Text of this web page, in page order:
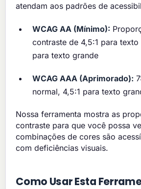
atendam aos padrões de
WCAG AA (Mínimo):
contraste de 4,5:1 para texto
para texto grande
WCAG AAA (Aprimorado):
normal, 4,5:1 para texto
Nossa ferramenta mostra as
contraste para que você possa
combinações de cores são
com deficiências visuais.
Como Usar Esta